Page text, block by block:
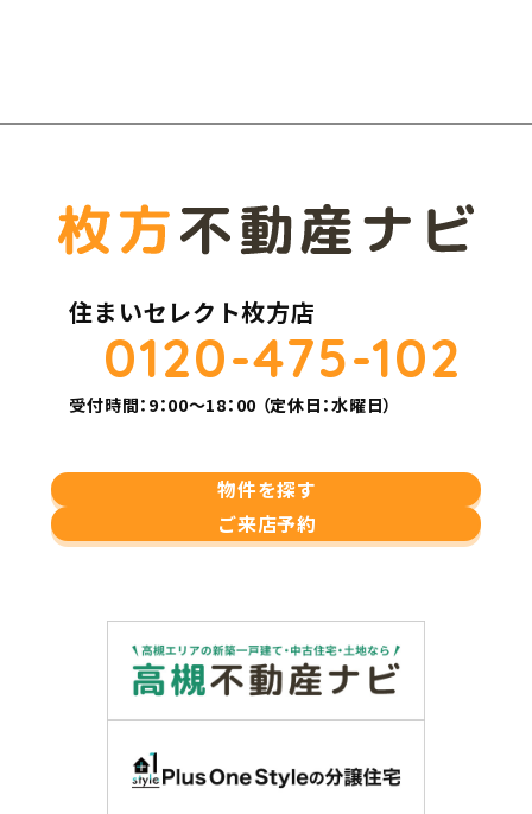
住まいセレクト枚方店
0120-475-102
受付時間：9：00～18：00 （定休日：水曜日）
物件を探す
ご来店予約